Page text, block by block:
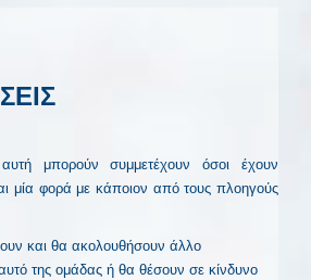
μπορούν συμμετέχουν όσοι έχουν
μία φορά με κάποιον από τους πλοηγούς
και θα ακολουθήσουν άλλο
της ομάδας ή θα θέσουν σε κίνδυνο